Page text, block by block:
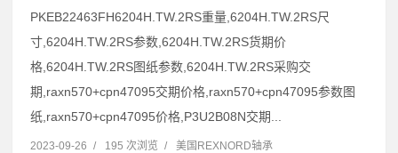
PKEB22463FH6204H.TW.2RS重量,6204H.TW.2RS尺
寸,6204H.TW.2RS参数,6204H.TW.2RS货期价
格,6204H.TW.2RS图纸参数,6204H.TW.2RS采购交
期,raxn570+cpn47095交期价格,raxn570+cpn47095参数图
纸,raxn570+cpn47095价格,P3U2B08N交期...
2023-09-26 / 195 次浏览 / 美国REXNORD轴承